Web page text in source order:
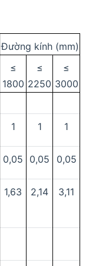
Đường kính (mm)
≤
1800
≤
2250
≤
3000
1 1 1
0,05 0,05 0,05
1,63 2,14 3,11